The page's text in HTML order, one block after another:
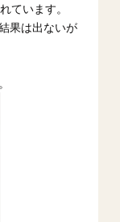
ています。
果は出ないが